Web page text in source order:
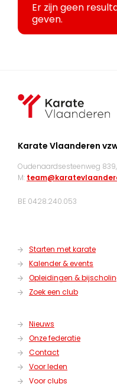
Er zijn geen
geven.
Karate Vlaanderen
Oudenaardsesteenweg
M:
BE 0428.240.053
Starten met karate
Kalender & events
Opleidingen &
Zoek een club
Nieuws
Onze federatie
Contact
Voor leden
Voor clubs